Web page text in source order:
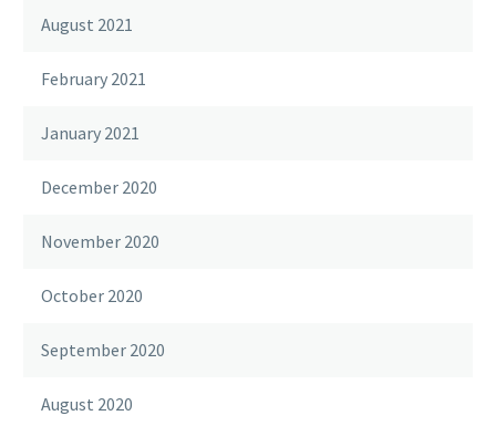
August 2021
February 2021
January 2021
December 2020
November 2020
October 2020
September 2020
August 2020